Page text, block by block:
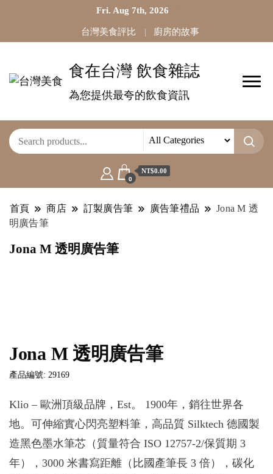
Fri. Aug 7th, 2026
台灣美食評比 廚房的故事
食在台灣 飲食雜誌
為您提供最夸的飲食資訊
0
NT$0.00
首頁 商店 訂製廣告筆 廣告筆禮品
Jona M 透
明廣告筆
Jona M 透明廣告筆
Jona M 透明廣告筆
產品編號: 29169
Klio – 歐洲頂級品牌，Est。 1900年，銷往世界各
地。可伸縮實心閃亮塑料筆，高品質 Silktech 德國製
造黑色墨水筆芯（質量符合 ISO 12757-2/保質期 3
年），3000 米書寫距離（比國產筆長 3 倍），碳化